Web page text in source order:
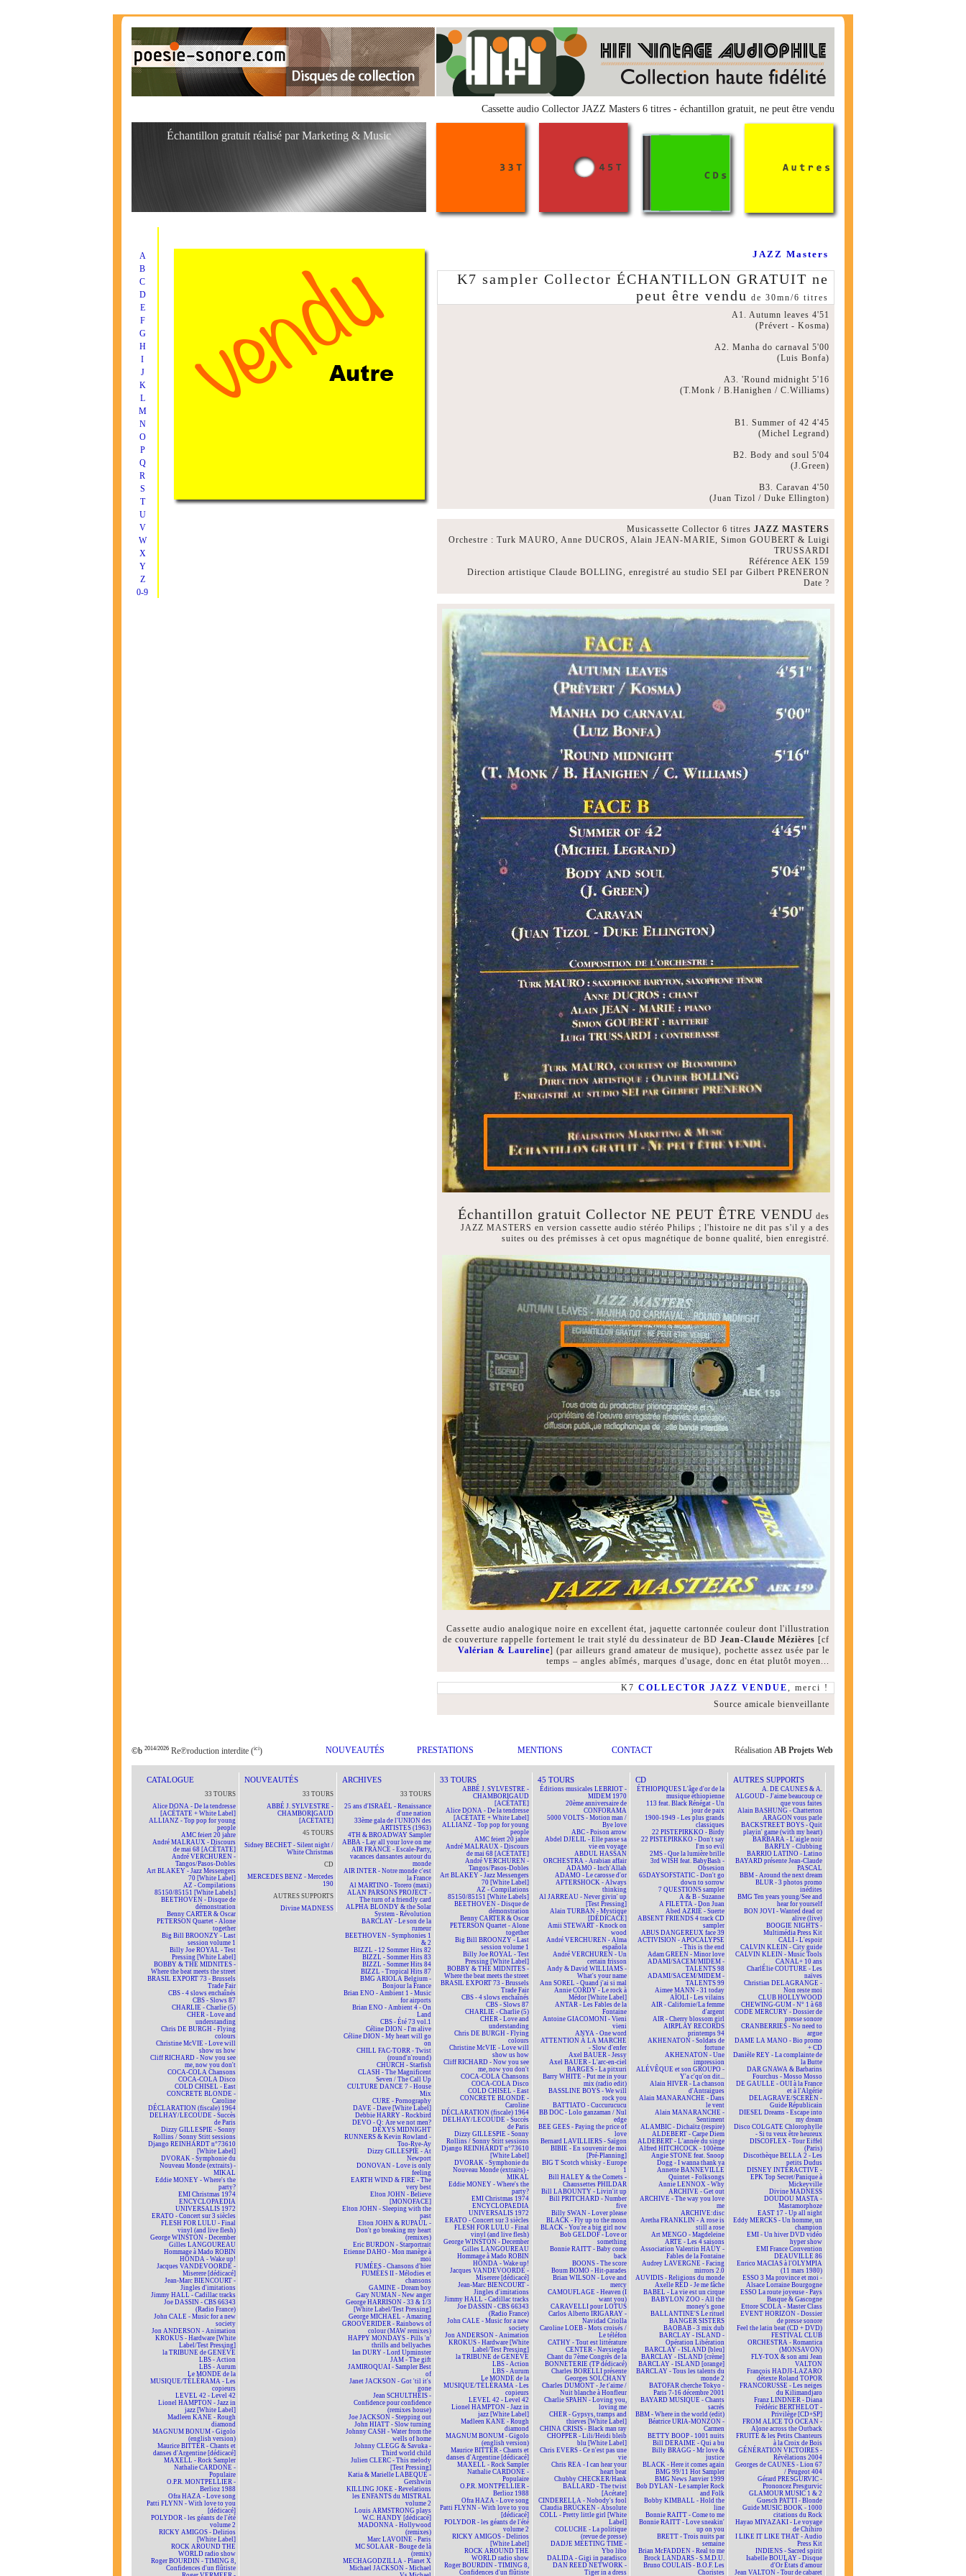
Cassette audio Collector JAZZ Masters 6 titres - échantillon gratuit, ne peut être vendu
Échantillon gratuit réalisé par Marketing & Music
A
B
C
D
E
F
G
H
I
J
K
L
M
N
O
P
Q
R
S
T
U
V
W
X
Y
Z
0-9
JAZZ Masters
K7 sampler Collector ÉCHANTILLON GRATUIT ne
peut être vendu de 30mn/6 titres
A1. Autumn leaves 4'51
(Prévert - Kosma)
A2. Manha do carnaval 5'00
(Luis Bonfa)
A3. 'Round midnight 5'16
(T.Monk / B.Hanighen / C.Williams)
B1. Summer of 42 4'45
(Michel Legrand)
B2. Body and soul 5'04
(J.Green)
B3. Caravan 4'50
(Juan Tizol / Duke Ellington)
Musicassette Collector 6 titres JAZZ MASTERS
Orchestre : Turk MAURO, Anne DUCROS, Alain JEAN-MARIE, Simon GOUBERT & Luigi
TRUSSARDI
Référence AEK 159
Direction artistique Claude BOLLING, enregistré au studio SEI par Gilbert PRENERON
Date ?
Échantillon gratuit Collector NE PEUT ÊTRE VENDU des
JAZZ MASTERS en version cassette audio stéréo Philips ; l'histoire ne dit pas s'il y a des
suites ou des prémisses à cet opus magnétique de bonne qualité, bien enregistré.
Cassette audio analogique noire en excellent état, jaquette cartonnée couleur dont l'illustration
de couverture rappelle fortement le trait stylé du dessinateur de BD Jean-Claude Mézières [cf
Valérian & Laureline] (par ailleurs grand amateur de musique), pochette assez usée par le
temps – angles abîmés, marques d'usage, donc en état plutôt moyen...
K7 COLLECTOR JAZZ VENDUE, merci !
Source amicale bienveillante
©b 2014/2026 Re℗roduction interdite (ici) NOUVEAUTÉS PRESTATIONS MENTIONS CONTACT Réalisation AB Projets Web
CATALOGUE
33 TOURS
Alice DONA - De la tendresse
[ACÉTATE + White Label]
ALLIANZ - Top pop for young
people
AMC feiert 20 jahre
André MALRAUX - Discours
de mai 68 [ACÉTATE]
André VERCHUREN -
Tangos/Pasos-Dobles
Art BLAKEY - Jazz Messengers
70 [White Label]
AZ - Compilations
85150/85151 [White Labels]
BEETHOVEN - Disque de
démonstration
Benny CARTER & Oscar
PETERSON Quartet - Alone
together
Big Bill BROONZY - Last
session volume 1
Billy Joe ROYAL - Test
Pressing [White Label]
BOBBY & THE MIDNITES -
Where the beat meets the street
BRASIL EXPORT 73 - Brussels
Trade Fair
CBS - 4 slows enchaînés
CBS - Slows 87
CHARLIE - Charlie (5)
CHER - Love and
understanding
Chris DE BURGH - Flying
colours
Christine McVIE - Love will
show us how
Cliff RICHARD - Now you see
me, now you don't
COCA-COLA Chansons
COCA-COLA Disco
COLD CHISEL - East
CONCRETE BLONDE -
Caroline
DÉCLARATION (fiscale) 1964
DELHAY/LECOUDE - Succès
de Paris
Dizzy GILLESPIE - Sonny
Rollins / Sonny Stitt sessions
Django REINHARDT n°73610
[White Label]
DVORAK - Symphonie du
Nouveau Monde (extraits) -
MIKAL
Eddie MONEY - Where's the
party?
EMI Christmas 1974
ENCYCLOPAEDIA
UNIVERSALIS 1972
ERATO - Concert sur 3 siècles
FLESH FOR LULU - Final
vinyl (and live flesh)
George WINSTON - December
Gilles LANGOUREAU
Hommage à Mado ROBIN
HONDA - Wake up!
Jacques VANDEVOORDE -
Miserere [dédicacé]
Jean-Marc BIENCOURT -
Jingles d'imitations
Jimmy HALL - Cadillac tracks
Joe DASSIN - CBS 66343
(Radio France)
John CALE - Music for a new
society
Jon ANDERSON - Animation
KROKUS - Hardware [White
Label/Test Pressing]
la TRIBUNE de GENÈVE
LBS - Action
LBS - Aurum
Le MONDE de la
MUSIQUE/TÉLÉRAMA - Les
copieurs
LEVEL 42 - Level 42
Lionel HAMPTON - Jazz in
jazz [White Label]
Madleen KANE - Rough
diamond
MAGNUM BONUM - Gigolo
(english version)
Maurice BITTER - Chants et
danses d'Argentine [dédicacé]
MAXELL - Rock Sampler
Nathalie CARDONE -
Populaire
O.P.R. MONTPELLIER -
Berlioz 1988
Ofra HAZA - Love song
Patti FLYNN - With love to you
[dédicacé]
POLYDOR - les géants de l'été
volume 2
RICKY AMIGOS - Delirios
[White Label]
ROCK AROUND THE
WORLD radio show
Roger BOURDIN - TIMING 8,
Confidences d'un flûtiste
NOUVEAUTÉS
33 TOURS
ABBÉ J. SYLVESTRE -
CHAMBORIGAUD
[ACÉTATE]
45 TOURS
Sidney BECHET - Silent night /
White Christmas
CD
MERCEDES BENZ - Mercedes
190
AUTRES SUPPORTS
Divine MADNESS
ARCHIVES
33 TOURS
25 ans d'ISRAËL - Renaissance
d'une nation
33ème gala de l'UNION des
ARTISTES (1963)
4TH & BROADWAY Sampler
ABBA - Lay all your love on me
AIR FRANCE - Escale-Party,
vacances dansantes autour du
monde
AIR INTER - Notre monde c'est
la France
Al MARTINO - Torero (maxi)
ALAN PARSONS PROJECT -
The turn of a friendly card
ALPHA BLONDY & the Solar
System - Révolution
BARCLAY - Le son de la
rumeur
BEETHOVEN - Symphonies 1
& 2
BIZZL - 12 Sommer Hits 82
BIZZL - Sommer Hits 83
BIZZL - Sommer Hits 84
BIZZL - Tropical Hits 87
BMG ARIOLA Belgium -
Bonjour la France
Brian ENO - Ambient 1 - Music
for airports
Brian ENO - Ambient 4 - On
Land
CBS - Été 73 vol.1
Céline DION - I'm alive
Céline DION - My heart will go
on
CHILL FAC-TORR - Twist
(round'n'round)
CHURCH - Starfish
CLASH - The Magnificent
Seven / The Call Up
CULTURE DANCE 7 - House
Mix
CURE - Pornography
DAVE - Dave [White Label]
Debbie HARRY - Rockbird
DEVO - Q: Are we not men?
DEXYS MIDNIGHT
RUNNERS & Kevin Rowland -
Too-Rye-Ay
Dizzy GILLESPIE - At
Newport
DONOVAN - Love is only
feeling
EARTH WIND & FIRE - The
very best
Elton JOHN - Believe
[MONOFACE]
Elton JOHN - Sleeping with the
past
Elton JOHN & RUPAUL -
Don't go breaking my heart
(remixes)
Eric BURDON - Starportrait
Etienne DAHO - Mon manège à
moi
FUMÉES - Chansons d'hier
FUMÉES II - Mélodies et
chansons
GAMINE - Dream boy
Gary NUMAN - New anger
George HARRISON - 33 & 1/3
[White Label/Test Pressing]
George MICHAEL - Amazing
GROOVERIDER - Rainbows of
colour (MAW remixes)
HAPPY MONDAYS - Pills 'n'
thrills and bellyaches
Ian DURY - Lord Upminster
JAM - The gift
JAMIROQUAI - Sampler Best
of
Janet JACKSON - Got 'til it's
gone
Jean SCHULTHEIS -
Confidence pour confidence
(remixes house)
Joe JACKSON - Stepping out
John HIATT - Slow turning
Johnny CASH - Water from the
wells of home
Johnny CLEGG & Savuka -
Third world child
Julien CLERC - This melody
[Test Pressing]
Katia & Marielle LABEQUE -
Gershwin
KILLING JOKE - Revelations
les ENFANTS du MISTRAL
volume 2
Louis ARMSTRONG plays
W.C. HANDY [dédicacé]
MADONNA - Hollywood
(remixes)
Marc LAVOINE - Paris
MC SOLAAR - Bouge de là
(remix)
MECHAGODZILLA - Planet X
Michael JACKSON - Michael
33 TOURS
ABBÉ J. SYLVESTRE -
CHAMBORIGAUD
[ACÉTATE]
Alice DONA - De la tendresse
[ACÉTATE + White Label]
ALLIANZ - Top pop for young
people
AMC feiert 20 jahre
André MALRAUX - Discours
de mai 68 [ACÉTATE]
André VERCHUREN -
Tangos/Pasos-Dobles
Art BLAKEY - Jazz Messengers
70 [White Label]
AZ - Compilations
85150/85151 [White Labels]
BEETHOVEN - Disque de
démonstration
Benny CARTER & Oscar
PETERSON Quartet - Alone
together
Big Bill BROONZY - Last
session volume 1
Billy Joe ROYAL - Test
Pressing [White Label]
BOBBY & THE MIDNITES -
Where the beat meets the street
BRASIL EXPORT 73 - Brussels
Trade Fair
CBS - 4 slows enchaînés
CBS - Slows 87
CHARLIE - Charlie (5)
CHER - Love and
understanding
Chris DE BURGH - Flying
colours
Christine McVIE - Love will
show us how
Cliff RICHARD - Now you see
me, now you don't
COCA-COLA Chansons
COCA-COLA Disco
COLD CHISEL - East
CONCRETE BLONDE -
Caroline
DÉCLARATION (fiscale) 1964
DELHAY/LECOUDE - Succès
de Paris
Dizzy GILLESPIE - Sonny
Rollins / Sonny Stitt sessions
Django REINHARDT n°73610
[White Label]
DVORAK - Symphonie du
Nouveau Monde (extraits) -
MIKAL
Eddie MONEY - Where's the
party?
EMI Christmas 1974
ENCYCLOPAEDIA
UNIVERSALIS 1972
ERATO - Concert sur 3 siècles
FLESH FOR LULU - Final
vinyl (and live flesh)
George WINSTON - December
Gilles LANGOUREAU
Hommage à Mado ROBIN
HONDA - Wake up!
Jacques VANDEVOORDE -
Miserere [dédicacé]
Jean-Marc BIENCOURT -
Jingles d'imitations
Jimmy HALL - Cadillac tracks
Joe DASSIN - CBS 66343
(Radio France)
John CALE - Music for a new
society
Jon ANDERSON - Animation
KROKUS - Hardware [White
Label/Test Pressing]
la TRIBUNE de GENÈVE
LBS - Action
LBS - Aurum
Le MONDE de la
MUSIQUE/TÉLÉRAMA - Les
copieurs
LEVEL 42 - Level 42
Lionel HAMPTON - Jazz in
jazz [White Label]
Madleen KANE - Rough
diamond
MAGNUM BONUM - Gigolo
(english version)
Maurice BITTER - Chants et
danses d'Argentine [dédicacé]
MAXELL - Rock Sampler
Nathalie CARDONE -
Populaire
O.P.R. MONTPELLIER -
Berlioz 1988
Ofra HAZA - Love song
Patti FLYNN - With love to you
[dédicacé]
POLYDOR - les géants de l'été
volume 2
RICKY AMIGOS - Delirios
[White Label]
ROCK AROUND THE
WORLD radio show
Roger BOURDIN - TIMING 8,
Confidences d'un flûtiste
45 TOURS
Éditions musicales LEBRIOT -
MIDEM 1970
20ème anniversaire de
CONFORAMA
5000 VOLTS - Motion man /
Bye love
ABC - Poison arrow
Abdel DJELIL - Elle passe sa
vie en voyage
ABDUL HASSAN
ORCHESTRA - Arabian affair
ADAMO - Inch'Allah
ADAMO - Le carosse d'or
AFTERSHOCK - Always
thinking
Al JARREAU - Never givin' up
[Test Pressing]
Alain TURBAN - Mystique
[DÉDICACÉ]
Amii STEWART - Knock on
wood
André VERCHUREN - Alma
española
André VERCHUREN - Un
certain frisson
Andy & David WILLIAMS -
What's your name
Ann SOREL - Quand j'ai si mal
Annie CORDY - Le rock à
Médor [White Label]
ANTAR - Les Fables de la
Fontaine
Antoine GIACOMONI - Vieni
vieni
ANYA - One word
ATTENTION À LA MARCHE
- Slow d'enfer
Axel BAUER - Jessy
Axel BAUER - L'arc-en-ciel
BARGES - La pitxuri
Barry WHITE - Put me in your
mix (radio edit)
BASSLINE BOYS - We will
rock you
BATTIATO - Cuccurucucu
BB DOC - Lolo ganzaman / Nul
edge
BEE GEES - Paying the price of
love
Bernard LAVILLIERS - Saïgon
BIBIE - En souvenir de moi
[Pré-Planning]
BIG T Scotch whisky - Europe
1
Bill HALEY & the Comets -
Chaussettes PHILDAR
Bill LABOUNTY - Livin'it up
Bill PRITCHARD - Number
five
Billy SWAN - Lover please
BLACK - Fly up to the moon
BLACK - You're a big girl now
Bob GELDOF - Love or
something
Bonnie RAITT - Baby come
back
BOONS - The score
Boum BOMO - Hit-parades
Brian WILSON - Love and
mercy
CAMOUFLAGE - Heaven (I
want you)
CARAVELLI pour LOTUS
Carlos Alberto IRIGARAY -
Navidad Criolla
Caroline LOEB - Mots croisés /
Le téléfon
CATHY - Tout est littérature
CENTER - Navsiegda
Chant du 7ème Congrès de la
BONNETERIE (TP dédicacé)
Charles BORELLI présente
Georges SOLCHANY
Charles DUMONT - Je t'aime /
Nuit blanche à Honfleur
Charlie SPAHN - Loving you,
loving me
CHER - Gypsys, tramps and
thieves [White Label]
CHINA CRISIS - Black man ray
CHOPPER - Lili/Heidi bleib
blu [White Label]
Chris EVERS - Ce n'est pas une
vie
Chris REA - I can hear your
heart beat
Chubby CHECKER/Hank
BALLARD - The twist
[Acétate]
CINDERELLA - Nobody's fool
Claudia BRÜCKEN - Absolute
COLL - Pretty little girl [White
Label]
COLUCHE - La politique
(revue de presse)
DADJE MEETING TIME -
Ybo libo
DALIDA - Gigi in paradisco
DAN REED NETWORK -
Tiger in a dress
CD
ÉTHIOPIQUES L'âge d'or de la
musique éthiopienne
113 feat. Black Rénégat - Un
jour de paix
1900-1949 - Les plus grands
classiques
22 PISTEPIRKKO - Birdy
22 PISTEPIRKKO - Don't say
I'm so evil
2MS - Que la lumière brille
3rd WISH feat. BabyBash -
Obsesion
65DAYSOFSTATIC - Don't go
down to sorrow
7 QUESTIONS sampler
A & B - Suzanne
A FILETTA - Don Juan
Abed AZRIÉ - Suerte
ABSENT FRIENDS 4 track CD
sampler
ABUS DANGEREUX face 39
ACTIVISION - APOCALYPSE
- This is the end
Adam GREEN - Minor love
ADAMI/SACEM/MIDEM -
TALENTS 98
ADAMI/SACEM/MIDEM -
TALENTS 99
Aimee MANN - 31 today
AÏOLI - Les vilains
AIR - Californie/La femme
d'argent
AIR - Cherry blossom girl
AIRPLAY RECORDS
printemps 94
AKHENATON - Soldats de
fortune
AKHENATON - Une
impression
ALÉVÊQUE et son GROUPO -
Y'a c'qu'on dit...
Alain HIVER - La chanson
d'Antraigues
Alain MANARANCHE - Dans
le vent
Alain MANARANCHE -
Sentiment
ALAMBIC - Dichaïtz (respire)
ALDEBERT - Carpe Diem
ALDEBERT - L'année du singe
Alfred HITCHCOCK - 100ème
Angie STONE feat. Snoop
Dogg - I wanna thank ya
Annette BANNEVILLE
Quintet - Folksongs
Annie LENNOX - Why
ARCHIVE - Get out
ARCHIVE - The way you love
me
ARCHIVE:disc
Aretha FRANKLIN - A rose is
still a rose
Art MENGO - Magdeleine
ARTE - Les 4 saisons
Association Valentin HAÜY -
Fables de la Fontaine
Audrey LAVERGNE - Facing
mirrors 2.0
AUVIDIS - Religions du monde
Axelle RED - Je me fâche
BABEL - La vie est un cirque
BABYLON ZOO - All the
money's gone
BALLANTINE'S Le rituel
BANGER SISTERS
BAOBAB - 3 mix dub
BARCLAY - ISLAND -
Opération Libération
BARCLAY - ISLAND [bleu]
BARCLAY - ISLAND [crème]
BARCLAY - ISLAND [orange]
BARCLAY - Tous les talents du
monde 2
BATOFAR cherche Tokyo -
Paris 7-16 décembre 2001
BAYARD MUSIQUE - Chants
sacrés
BBM - Where in the world (edit)
Béatrice URIA-MONZON -
Carmen
BETTY BOOP - 1001 nuits
Bill DERAIME - Qui a bu
Billy BRAGG - Mr love &
justice
BLACK - Here it comes again
BMG 99/11 Hot Sampler
BMG News Janvier 1999
Bob DYLAN - Le sampler Rock
and Folk
Bobby KIMBALL - Hold the
line
Bonnie RAITT - Come to me
Bonnie RAITT - Love sneakin'
up on you
BRETT - Trois nuits par
semaine
Brian McFADDEN - Real to me
Brock LANDARS - S.M.D.U.
Bruno COULAIS - B.O.F. Les
Choristes
AUTRES SUPPORTS
A. DE CAUNES & A.
ALGOUD - J'aime beaucoup ce
que vous faites
Alain BASHUNG - Chatterton
ARAGON vous parle
BACKSTREET BOYS - Quit
playin' game (with my heart)
BARBARA - L'aigle noir
BARFLY - Clubbing
BARRIO LATINO - Latino
BAYARD présente Jean-Claude
PASCAL
BBM - Around the next dream
BLUR - 3 photos promo
inédites
BMG Ten years young/See and
hear for yourself
BON JOVI - Wanted dead or
alive (live)
BOOGIE NIGHTS -
Multimédia Press Kit
CALI - L'espoir
CALVIN KLEIN - City guide
CALVIN KLEIN - Music Tools
CANAL+ 10 ans
CharlÉlie COUTURE - Les
naïves
Christian DELAGRANGE -
Non reste moi
CLUB HOLLYWOOD
CHEWING-GUM - N° 1 à 68
CODE MERCURY - Dossier de
presse sonore
CRANBERRIES - No need to
argue
DAME LA MANO - Bio promo
+ CD
Danièle REY - La complainte de
la Butte
DAR GNAWA & Barbarins
Fourchus - Mosso Mosso
DE GAULLE - OUI à la France
et à l'Algérie
DELAGRAVE/SCEREN -
Guide Républicain
DIESEL Dreams - Escape into
my dream
Disco COLGATE Chlorophylle
- Si tu veux être heureux
DISCOFLEX - Tour Eiffel
(Paris)
Discothèque BELLA 2 - Les
petits Dudus
DISNEY INTERACTIVE -
EPK Top Secret/Panique à
Mickeyville
Divine MADNESS
DOUDOU MASTA -
Mastamorphoze
EAST 17 - Up all night
Eddy MERCKS - Un homme, un
champion
EMI - Un hiver DVD vidéo
hyper show
EMI France Convention
DEAUVILLE 86
Enrico MACIAS à l'OLYMPIA
(11 mars 1980)
ESSO 3 Ma province et moi -
Alsace Lorraine Bourgogne
ESSO La route joyeuse - Pays
Basque & Gascogne
Ettore SCOLA - Master Class
EVENT HORIZON - Dossier
de presse sonore
Feel the latin beat (CD + DVD)
FESTIVAL CLUB
ORCHESTRA - Romantica
(MONSAVON)
FLY-TOX & son ami Jean
VALTON
François HADJI-LAZARO
détexte Roland TOPOR
FRANCORUSSE - Les neiges
du Kilimandjaro
Franz LINDNER - Diana
Frédéric BERTHELOT -
Privilège [CD+SP]
FROM ALICE TO OCEAN -
Alone across the Outback
FRUITÉ & les Petits Chanteurs
à la Croix de Bois
GÉNÉRATION VICTOIRES -
Révélations 2004
Georges de CAUNES - Lion 67
/ Peugeot 404
Gérard PRESGURVIC -
Prononcez Presgurvic
GLAMOUR MUSIC 1 & 2
Guesch PATTI - Blonde
Guide MUSIC BOOK - 1000
citations du Rock
Hayao MIYAZAKI - Le voyage
de Chihiro
I LIKE IT LIKE THAT - Audio
Press Kit
INDIENS - Sacred spirit
Isabelle BOULAY - Disque
d'Or États d'amour
Jean VALTON - Tour de cabaret